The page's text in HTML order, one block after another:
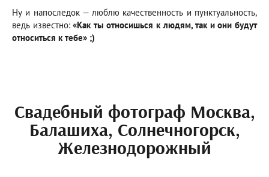
Ну и напоследок — люблю качественность и пунктуальность,
ведь известно:«Как ты относишься к людям, так и они будут
относиться к тебе» ;)
Свадебный фотограф Москва,
Балашиха, Солнечногорск,
Железнодорожный